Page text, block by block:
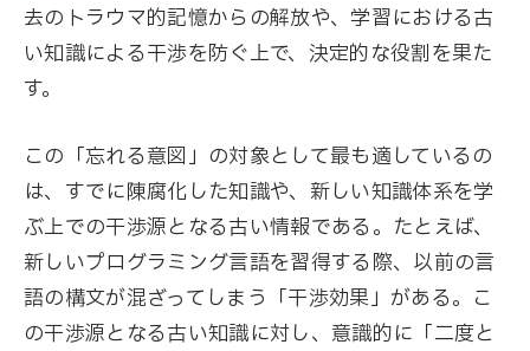
去のトラウマ的記憶からの解放や、学習における古
い知識による干渉を防ぐ上で、決定的な役割を果た
す。
この「忘れる意図」の対象として最も適しているの
は、すでに陳腐化した知識や、新しい知識体系を学
ぶ上での干渉源となる古い情報である。たとえば、
新しいプログラミング言語を習得する際、以前の言
語の構文が混ざってしまう「干渉効果」がある。こ
の干渉源となる古い知識に対し、意識的に「二度と